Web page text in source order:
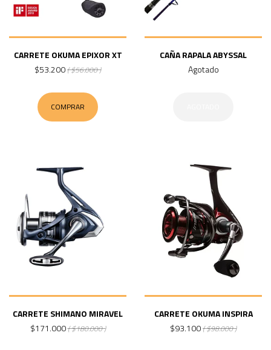
CARRETE OKUMA EPIXOR XT
$53.200( $56.000 )
COMPRAR
CAÑA RAPALA ABYSSAL
Agotado
CARRETE SHIMANO MIRAVEL
$171.000( $180.000 )
CARRETE OKUMA INSPIRA
$93.100( $98.000 )